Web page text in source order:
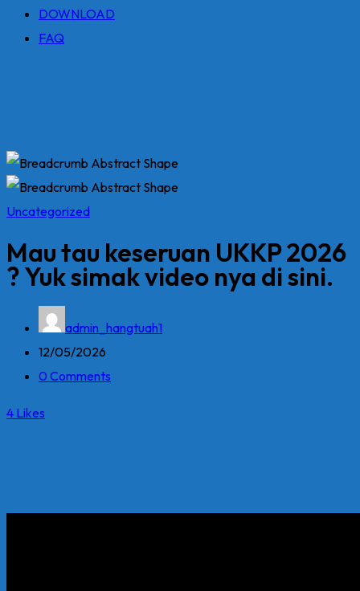
DOWNLOAD
FAQ
Uncategorized
Mau tau keseruan UKKP 2026
? Yuk simak video nya di sini.
admin_hangtuah1
12/05/2026
0 Comments
4 Likes